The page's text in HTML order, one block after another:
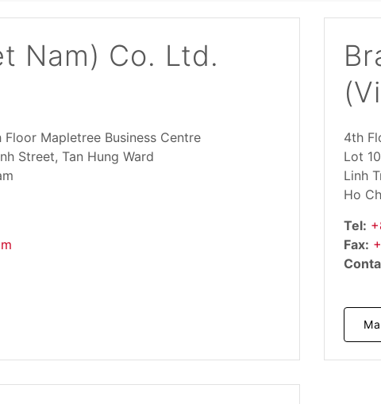
Nam) Co. Ltd.
Floor Mapletree Business Centre
Street, Tan Hung Ward
4th
Lot
Linh
Ho
Tel:
Fax: